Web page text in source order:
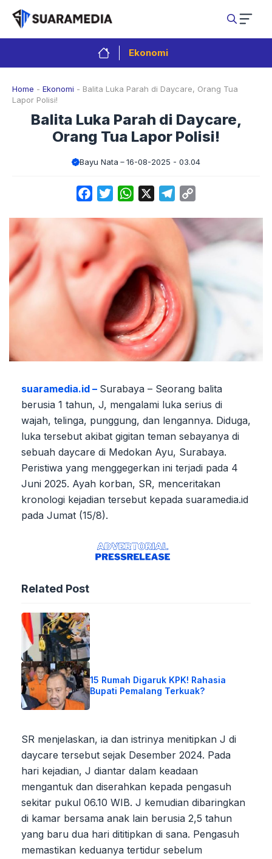
Langsung
isi
Ekonomi
Home - Ekonomi - Balita Luka Parah di Daycare, Orang Tua
Lapor Polisi!
Balita Luka Parah di Daycare,
Orang Tua Lapor Polisi!
Bayu Nata 16-08-2025 - 03.04
FacebookTwitterWhatsApp Telegram
suaramedia.id – Surabaya – Seorang balita
berusia 1 tahun, J, mengalami luka serius di
wajah, telinga, punggung, dan lengannya. Diduga,
luka tersebut akibat gigitan teman sebayanya di
sebuah daycare di Medokan Ayu, Surabaya.
Peristiwa yang menggegerkan ini terjadi pada 4
Juni 2025. Ayah korban, SR, menceritakan
kronologi kejadian tersebut kepada suaramedia.id
pada Jumat (15/8).
Related Post
15 Rumah Digaruk KPK! Rahasia
Bupati Pemalang Terkuak?
SR menjelaskan, ia dan istrinya menitipkan J di
daycare tersebut sejak Desember 2024. Pada
hari kejadian, J diantar dalam keadaan
mengantuk dan diserahkan kepada pengasuh
sekitar pukul 06.10 WIB. J kemudian dibaringkan
di kamar bersama anak lain berusia 2,5 tahun
yang baru dua hari dititipkan di sana. Pengasuh
memastikan keduanya tertidur sebelum